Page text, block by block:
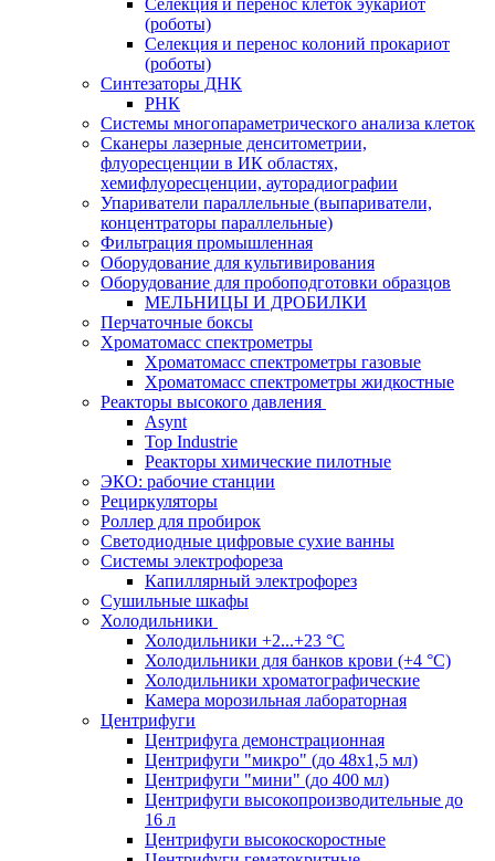
Селекция и перенос клеток эукариот
(роботы)
Селекция и перенос колоний прокариот
(роботы)
Синтезаторы ДНК
РНК
Системы многопараметрического анализа клеток
Сканеры лазерные денситометрии,
флуоресценции в ИК областях,
хемифлуоресценции, ауторадиографии
Упариватели параллельные (выпариватели,
концентраторы параллельные)
Фильтрация промышленная
Оборудование для культивирования
Оборудование для пробоподготовки образцов
МЕЛЬНИЦЫ И ДРОБИЛКИ
Перчаточные боксы
Хроматомасс спектрометры
Хроматомасс спектрометры газовые
Хроматомасс спектрометры жидкостные
Реакторы высокого давления
Asynt
Top Industrie
Реакторы химические пилотные
ЭКО: рабочие станции
Рециркуляторы
Роллер для пробирок
Светодиодные цифровые сухие ванны
Системы электрофореза
Капиллярный электрофорез
Сушильные шкафы
Холодильники
Холодильники +2...+23 °С
Холодильники для банков крови (+4 °С)
Холодильники хроматографические
Камера морозильная лабораторная
Центрифуги
Центрифуга демонстрационная
Центрифуги "микро" (до 48x1,5 мл)
Центрифуги "мини" (до 400 мл)
Центрифуги высокопроизводительные до
16 л
Центрифуги высокоскоростные